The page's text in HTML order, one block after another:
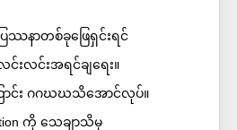
ြဿနာတစ်ခုဖြေရှင်းရင်
င်းလင်းအရင်ချရေး။
ာင်း ဂဂဃဃသိအောင်လုပ်။
ကို သေချာသိမှ